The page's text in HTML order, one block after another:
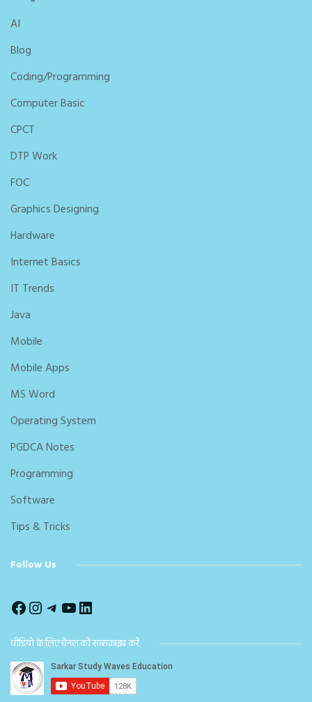
AI
Blog
Coding/Programming
Computer Basic
CPCT
DTP Work
FOC
Graphics Designing
Hardware
Internet Basics
IT Trends
Java
Mobile
Mobile Apps
MS Word
Operating System
PGDCA Notes
Programming
Software
Tips & Tricks
Follow Us
Facebook
Instagram
Telegram
YouTube
LinkedIn
वीडियो के लिए चैनल को सब्‍सक्राइब करें